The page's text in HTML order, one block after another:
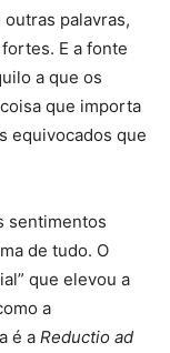
palavras,
E a fonte
a que os
que importa
equivocados que
sentimentos
de tudo. O
que elevou a
a
é a Reductio ad